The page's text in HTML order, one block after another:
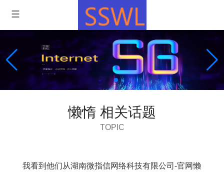
懒惰 相关话题
TOPIC
我看到他们从湖南微指信网络科技有限公司-官网懒